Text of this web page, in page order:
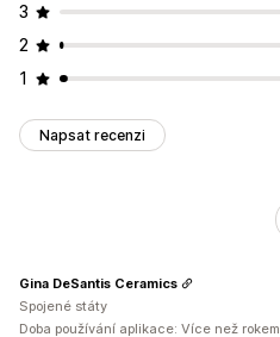
3
2
1
Napsat recenzi
Gina DeSantis Ceramics
Spojené státy
Doba používání aplikace: Více než rokem